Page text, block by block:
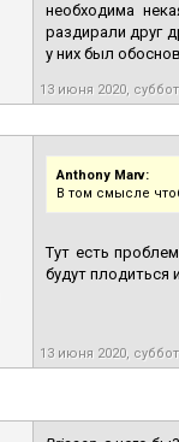
необходима
раздирали друг
у них был
13 июня 2020,
Anthony Marv:
В том смысле
Тут есть
будут плодиться
13 июня 2020,